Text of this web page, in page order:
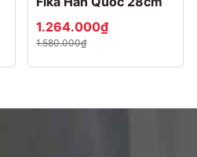
1.264.000₫
1.580.000₫